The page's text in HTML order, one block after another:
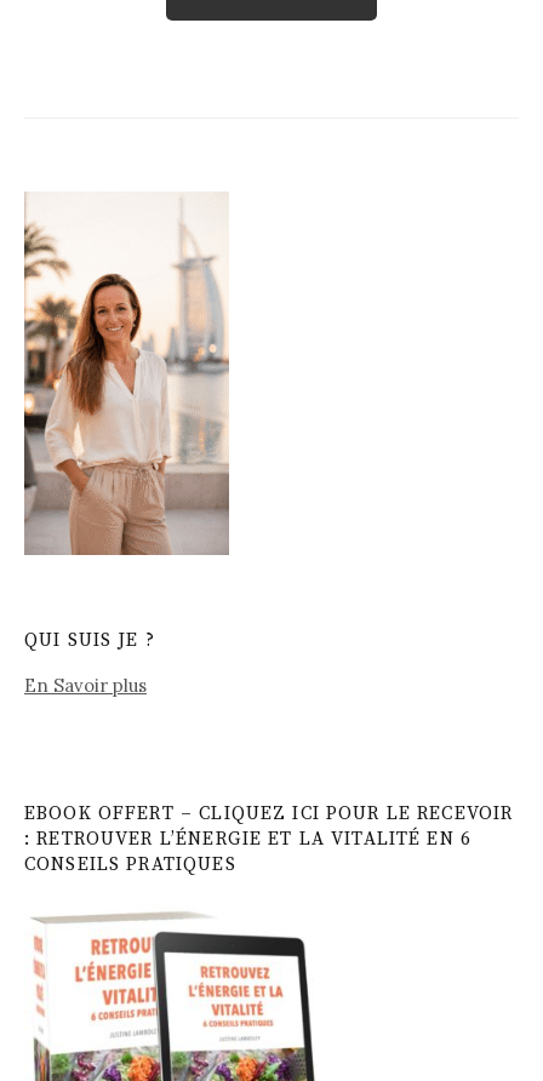
QUI SUIS JE ?
En Savoir plus
EBOOK OFFERT – CLIQUEZ ICI POUR LE RECEVOIR
: RETROUVER L’ÉNERGIE ET LA VITALITÉ EN 6
CONSEILS PRATIQUES